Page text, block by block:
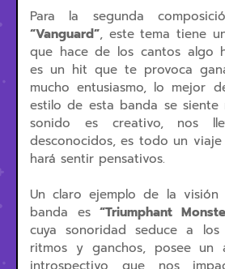
Para la segunda
“Vanguard”, este tema tiene
que hace de los cantos algo
es un hit que te provoca
mucho entusiasmo, lo mejor
estilo de esta banda se siente
sonido es creativo, nos
desconocidos, es todo un
hará sentir pensativos.
Un claro ejemplo de la visión
banda es“Triumphant
cuya sonoridad seduce a
ritmos y ganchos, posee un